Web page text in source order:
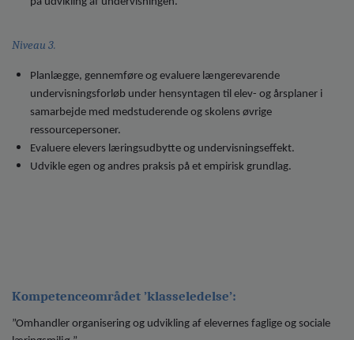
Niveau 3.
Planlægge, gennemføre og evaluere længerevarende
undervisningsforløb under hensyntagen til elev- og årsplaner i
samarbejde med medstuderende og skolens øvrige
ressourcepersoner.
Evaluere elevers læringsudbytte og undervisningseffekt.
Udvikle egen og andres praksis på et empirisk grundlag.
Kompetenceområdet ’klasseledelse’:
”Omhandler organisering og udvikling af elevernes faglige og sociale